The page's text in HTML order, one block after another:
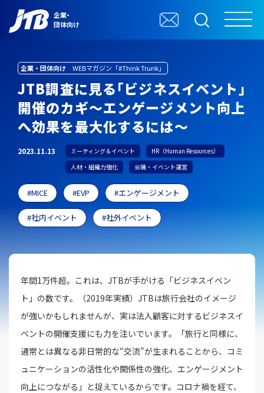
企業・
団体向け
企業・団体向け WEBマガジン「#Think Trunk」
JTB調査に見る｢ビジネスイベント｣
開催のカギ～エンゲージメント向上
へ効果を最大化するには～
2023.11.13 ミーティング＆イベント
HR（Human Resources）
人材・組織力強化
会議・イベント運営
MICE EVP エンゲージメント
社内イベント 社外イベント
年間1万件超。これは、JTBが手がける「ビジネスイベン
ト」の数です。（2019年実績）JTBは旅行会社のイメージ
が強いかもしれませんが、実は法人顧客に対するビジネスイ
ベントの開催支援にも力を注いでいます。「旅行と同様に、
通常とは異なる非日常的な“交流”が生まれることから、コミ
ュニケーションの活性化や関係性の強化、エンゲージメント
向上につながる」と捉えているからです。コロナ禍を経て、